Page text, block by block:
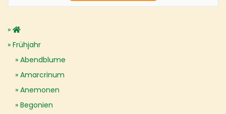
Frühjahr
Abendblume
Amarcrinum
Anemonen
Begonien